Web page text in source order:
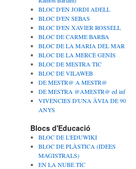
BLOC D'EN JORDI ADELL
BLOC D'EN SEBAS
BLOC D'EN XAVIER ROSSELL
BLOC DE CARME BARBA
BLOC DE LA MARIA DEL MAR
BLOC DE LA MERCÈ GENÍS
BLOC DE MESTRA TIC
BLOC DE VILAWEB
DE MESTR@ A MESTR@
DE MESTRA @AMESTR@ ed inf
VIVÈNCIES D'UNA ÀVIA DE 90
ANYS
Blocs d'Educació
BLOC DE L'EDUWIKI
BLOC DE PLÀSTICA (IDEES
MAGISTRALS)
EN LA NUBE TIC